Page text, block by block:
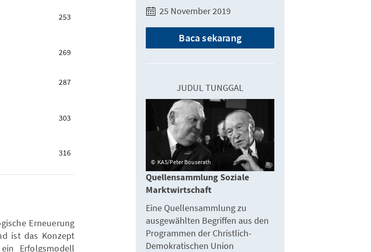
253
269
287
303
316
Erneuerung
ist das Konzept
Erfolgsmodell
25 November 2019
Baca sekarang
JUDUL TUNGGAL
KAS/Peter Bouserath
Quellensammlung Soziale
Marktwirtschaft
Eine Quellensammlung zu
ausgewählten Begriffen aus den
Programmen der Christlich-
Demokratischen Union